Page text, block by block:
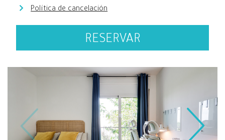
Política de cancelación
RESERVAR